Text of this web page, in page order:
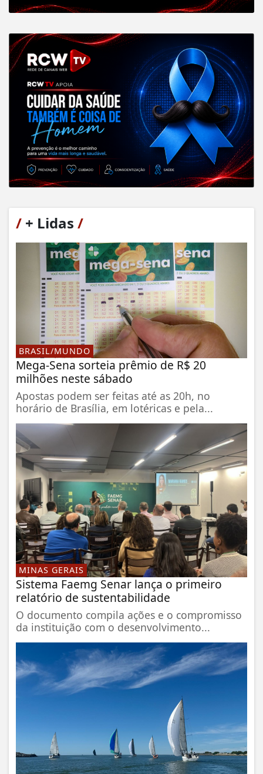
/ + Lidas /
BRASIL/MUNDO
Mega-Sena sorteia prêmio de R$ 20
milhões neste sábado
Apostas podem ser feitas até as 20h, no
horário de Brasília, em lotéricas e pela...
MINAS GERAIS
Sistema Faemg Senar lança o primeiro
relatório de sustentabilidade
O documento compila ações e o compromisso
da instituição com o desenvolvimento...